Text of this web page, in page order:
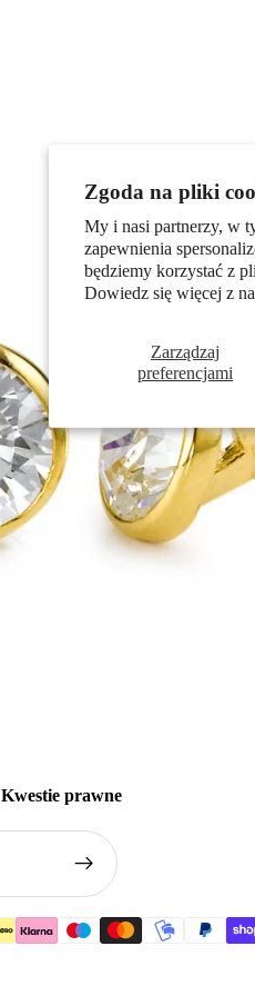
Zgoda na pliki
My i nasi partnerzy, w
zapewnienia
będziemy korzystać z
Dowiedz się więcej z
Zarządzaj
preferencjami
Kwestie prawne